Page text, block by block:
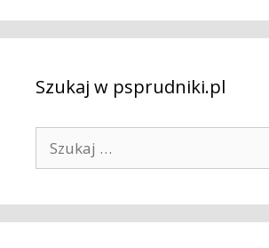
Szukaj w psprudniki.pl
k
a